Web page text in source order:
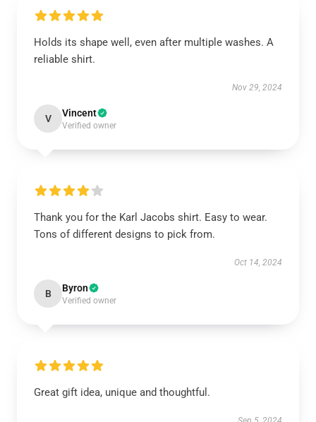
Holds its shape well, even after multiple washes. A
reliable shirt.
Nov 29, 2024
V Vincent
Verified owner
Thank you for the Karl Jacobs shirt. Easy to wear.
Tons of different designs to pick from.
Oct 14, 2024
B Byron
Verified owner
Great gift idea, unique and thoughtful.